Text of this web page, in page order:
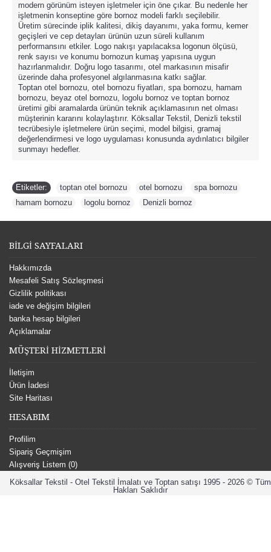
modern görünüm isteyen işletmeler için öne çıkar. Bu nedenle her
işletmenin konseptine göre bornoz modeli farklı seçilebilir.
Üretim sürecinde iplik kalitesi, dikiş dayanımı, yaka formu, kemer
geçişleri ve cep detayları ürünün uzun süreli kullanım
performansını etkiler. Logo nakışı yapılacaksa logonun ölçüsü,
renk sayısı ve konumu bornozun kumaş yapısına uygun
hazırlanmalıdır. Doğru logo tasarımı, otel markasının misafir
üzerinde daha profesyonel algılanmasına katkı sağlar.
Toptan otel bornozu, otel bornozu fiyatları, spa bornozu, hamam
bornozu, beyaz otel bornozu, logolu bornoz ve toptan bornoz
üretimi gibi aramalarda ürünün teknik açıklamasının net olması
müşterinin kararını kolaylaştırır. Köksallar Tekstil, Denizli tekstil
tecrübesiyle işletmelere ürün seçimi, model bilgisi, gramaj
değerlendirmesi ve logo uygulaması konusunda aydınlatıcı bilgiler
sunmayı hedefler.
Etiketler: toptan otel bornozu otel bornozu spa bornozu
hamam bornozu
logolu bornoz Denizli bornoz
BİLGİ SAYFALARI
Hakkımızda
Mesafeli Satış Sözleşmesi
Gizlilik politikası
iade ve değişim bilgileri
banka hesap bilgileri
Açıklamalar
MÜŞTERİ HİZMETLERİ
İletişim
Ürün İadesi
Site Haritası
HESABIM
Profilim
Sipariş Geçmişim
Alışveriş Listem (0)
Köksallar Tekstil - Otel Tekstil İmalatı ve Toptan satışı 1995 - 2026 © Tüm
Hakları Saklıdır